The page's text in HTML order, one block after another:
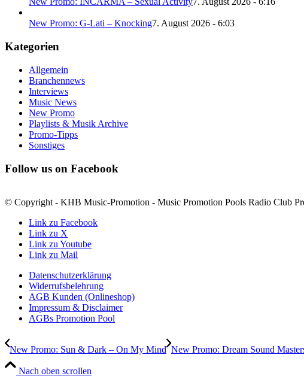
New Promo: G-Lati – Knocking7. August 2026 - 6:03
Kategorien
Allgemein
Branchennews
Interviews
Music News
New Promo
Playlists & Musik Archive
Promo-Tipps
Sonstiges
Follow us on Facebook
© Copyright - KHB Music-Promotion - Music Promotion Pools Radio Club
Link zu Facebook
Link zu X
Link zu Youtube
Link zu Mail
Datenschutzerklärung
Widerrufsbelehrung
AGB Kunden (Onlineshop)
Impressum & Disclaimer
AGBs Promotion Pool
New Promo: Sun & Dark – On My Mind New Promo: Dream Sound
Nach oben scrollen